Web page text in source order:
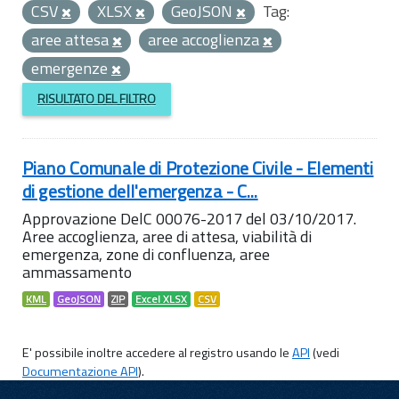
CSV
XLSX GeoJSON
Tag:
aree attesa
aree accoglienza
emergenze
RISULTATO DEL FILTRO
Piano Comunale di Protezione Civile - Elementi
di gestione dell'emergenza - C...
Approvazione DelC 00076-2017 del 03/10/2017.
Aree accoglienza, aree di attesa, viabilità di
emergenza, zone di confluenza, aree
ammassamento
KML GeoJSON ZIP Excel XLSX CSV
E' possibile inoltre accedere al registro usando leAPI(vedi
Documentazione API).